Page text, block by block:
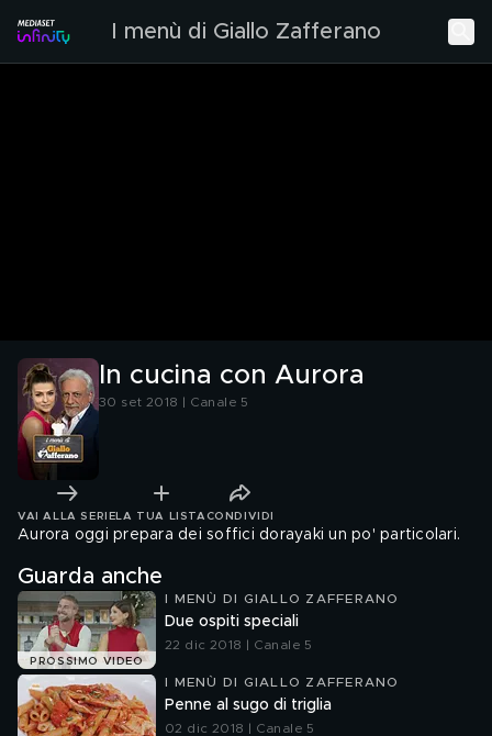
I menù di Giallo Zafferano
In cucina con Aurora
30 set 2018 | Canale 5
VAI ALLA SERIE LA TUA LISTA CONDIVIDI
Aurora oggi prepara dei soffici dorayaki un po' particolari.
Guarda anche
PROSSIMO VIDEO
I MENÙ DI GIALLO ZAFFERANO
Due ospiti speciali
22 dic 2018 | Canale 5
I MENÙ DI GIALLO ZAFFERANO
Penne al sugo di triglia
02 dic 2018 | Canale 5